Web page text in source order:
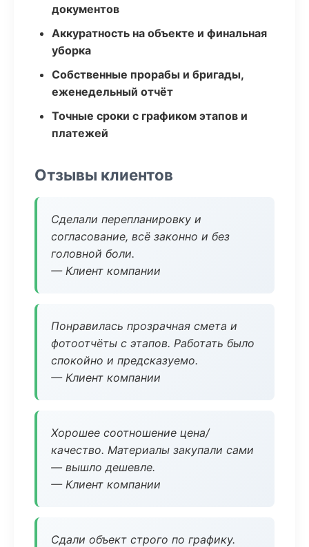
документов
Аккуратность на объекте и финальная
уборка
Собственные прорабы и бригады,
еженедельный отчёт
Точные сроки с графиком этапов и
платежей
Отзывы клиентов
Сделали перепланировку и
согласование, всё законно и без
головной боли.
— Клиент компании
Понравилась прозрачная смета и
фотоотчёты с этапов. Работать было
спокойно и предсказуемо.
— Клиент компании
Хорошее соотношение цена/
качество. Материалы закупали сами
— вышло дешевле.
— Клиент компании
Сдали объект строго по графику.